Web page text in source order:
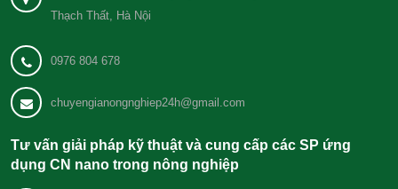
Thạch Thất, Hà Nội
0976 804 678
chuyengianongnghiep24h@gmail.com
Tư vấn giải pháp kỹ thuật và cung cấp các SP ứng
dụng CN nano trong nông nghiệp